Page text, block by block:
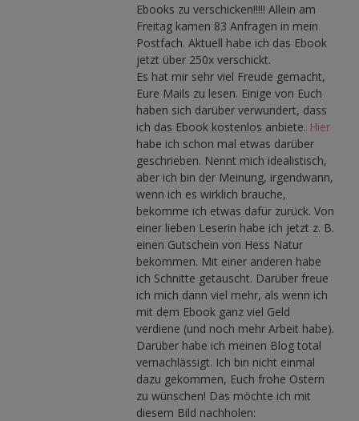
Ebooks zu verschicken!!!!! Allein am
Freitag kamen 83 Anfragen in mein
Postfach. Aktuell habe ich das Ebook
jetzt über 250x verschickt.
Es hat mir sehr viel Freude gemacht,
Eure Mails zu lesen. Einige von Euch
haben sich darüber verwundert, dass
ich das Ebook kostenlos anbiete. Hier
habe ich schon mal etwas darüber
geschrieben. Nennt mich idealistisch,
aber ich bin der Meinung, irgendwann,
wenn ich es wirklich brauche,
bekomme ich etwas dafür zurück. Von
einer lieben Leserin habe ich jetzt z. B.
einen Gutschein von Hess Natur
bekommen. Mit einer anderen habe
ich Schnitte getauscht. Darüber freue
ich mich dann viel mehr, als wenn ich
mit dem Ebook ganz viel Geld
verdiene (und noch mehr Arbeit habe).
Darüber habe ich meinen Blog total
vernachlässigt. Ich bin nicht einmal
dazu gekommen, Euch frohe Ostern
zu wünschen! Das möchte ich mit
diesem Bild nachholen: